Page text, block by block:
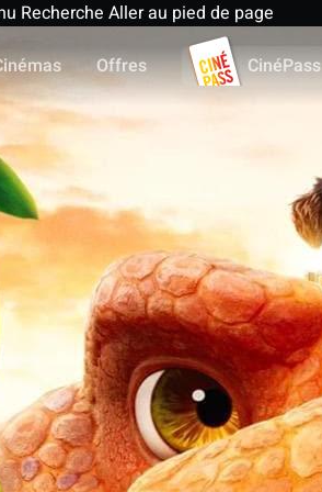
Recherche Aller au pied de page
Offres CinéPass